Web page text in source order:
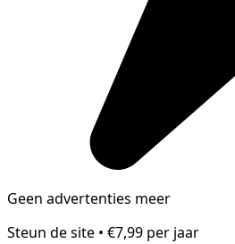
Geen advertenties meer
Steun de site • €7,99 per jaar